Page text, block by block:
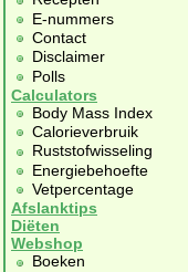
E-nummers
Contact
Disclaimer
Polls
Calculators
Body Mass Index
Calorieverbruik
Ruststofwisseling
Energiebehoefte
Vetpercentage
Afslanktips
Diëten
Webshop
Boeken